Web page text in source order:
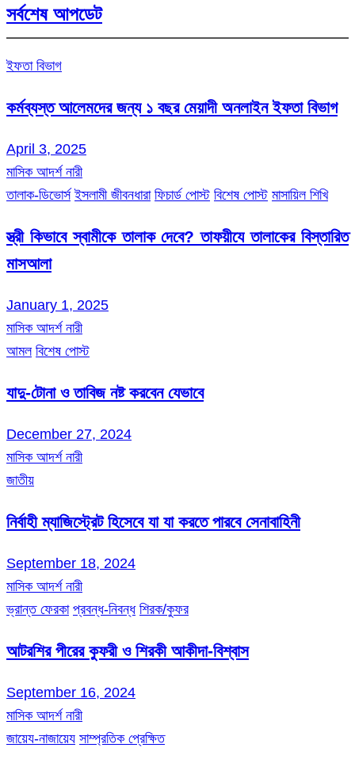
সর্বশেষ আপডেট
ইফতা বিভাগ
কর্মব্যস্ত আলেমদের জন্য ১ বছর মেয়াদী অনলাইন ইফতা বিভাগ
April 3, 2025
মাসিক আদর্শ নারী
তালাক-ডিভোর্স ইসলামী জীবনধারা ফিচার্ড পোস্ট বিশেষ পোস্ট মাসায়িল শিখি
স্ত্রী কিভাবে স্বামীকে তালাক দেবে? তাফয়ীযে তালাকের বিস্তারিত
মাসআলা
January 1, 2025
মাসিক আদর্শ নারী
আমল বিশেষ পোস্ট
যাদু-টোনা ও তাবিজ নষ্ট করবেন যেভাবে
December 27, 2024
মাসিক আদর্শ নারী
জাতীয়
নির্বাহী ম্যাজিস্ট্রেট হিসেবে যা যা করতে পারবে সেনাবাহিনী
September 18, 2024
মাসিক আদর্শ নারী
ভ্রান্ত ফেরকা প্রবন্ধ-নিবন্ধ শিরক/কুফর
আটরশির পীরের কুফরী ও শিরকী আকীদা-বিশ্বাস
September 16, 2024
মাসিক আদর্শ নারী
জায়েয-নাজায়েয সাম্প্রতিক প্রেক্ষিত